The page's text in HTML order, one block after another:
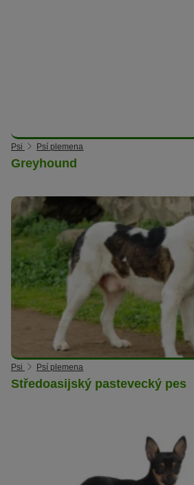
Psi Psí plemena
Greyhound
Psi Psí plemena
Středoasijský pastevecký pes